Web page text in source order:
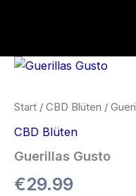
Start / CBD Blüten /
CBD Blüten
Guerillas Gusto
€29.99